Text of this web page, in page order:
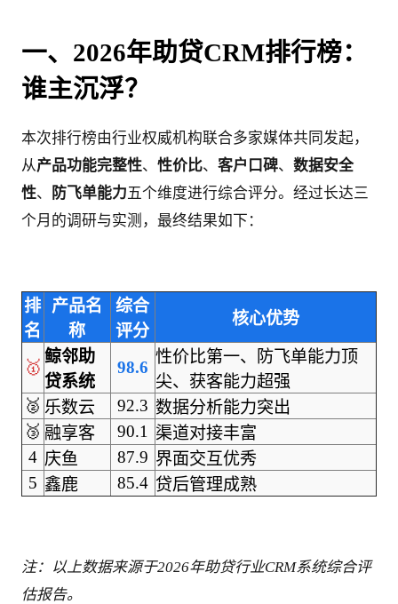
一、2026年助贷CRM排行榜：
谁主沉浮？
本次排行榜由行业权威机构联合多家媒体共同发起，
从产品功能完整性、 性价比、 客户口碑、 数据安全
性、 防飞单能力五个维度进行综合评分。经过长达三
个月的调研与实测，最终结果如下：
排
名
产品名
称
综合
评分
核心优势
🥇
鲸邻助
贷系统
98.6
性价比第一、防飞单能力顶
尖、获客能力超强
🥈 乐数云 92.3 数据分析能力突出
🥉 融享客 90.1
渠道对接丰富
4 庆鱼 87.9 界面交互优秀
5 鑫鹿 85.4 贷后管理成熟
注：以上数据来源于2026年助贷行业CRM系统综合评
估报告。